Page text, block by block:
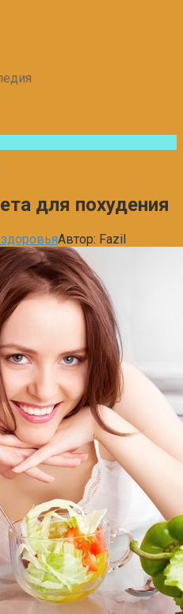
для похудения
Автор: Fazil